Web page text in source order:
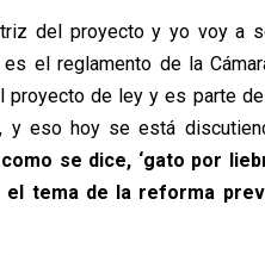
del proyecto y yo voy a
el reglamento de la
de ley y es parte
y eso hoy se está
se dice, ‘gato por
tema de la reforma